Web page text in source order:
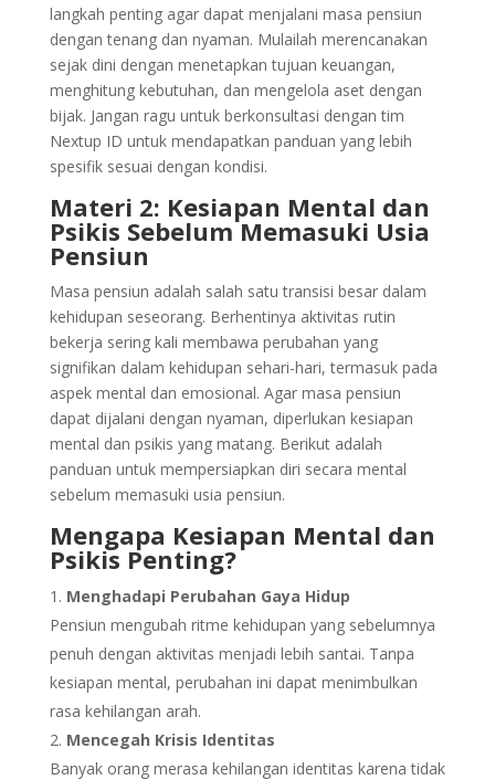
langkah penting agar dapat menjalani masa pensiun
dengan tenang dan nyaman. Mulailah merencanakan
sejak dini dengan menetapkan tujuan keuangan,
menghitung kebutuhan, dan mengelola aset dengan
bijak. Jangan ragu untuk berkonsultasi dengan tim
Nextup ID untuk mendapatkan panduan yang lebih
spesifik sesuai dengan kondisi.
Materi 2: Kesiapan Mental dan
Psikis Sebelum Memasuki Usia
Pensiun
Masa pensiun adalah salah satu transisi besar dalam
kehidupan seseorang. Berhentinya aktivitas rutin
bekerja sering kali membawa perubahan yang
signifikan dalam kehidupan sehari-hari, termasuk pada
aspek mental dan emosional. Agar masa pensiun
dapat dijalani dengan nyaman, diperlukan kesiapan
mental dan psikis yang matang. Berikut adalah
panduan untuk mempersiapkan diri secara mental
sebelum memasuki usia pensiun.
Mengapa Kesiapan Mental dan
Psikis Penting?
Menghadapi Perubahan Gaya Hidup
Pensiun mengubah ritme kehidupan yang sebelumnya
penuh dengan aktivitas menjadi lebih santai. Tanpa
kesiapan mental, perubahan ini dapat menimbulkan
rasa kehilangan arah.
Mencegah Krisis Identitas
Banyak orang merasa kehilangan identitas karena tidak